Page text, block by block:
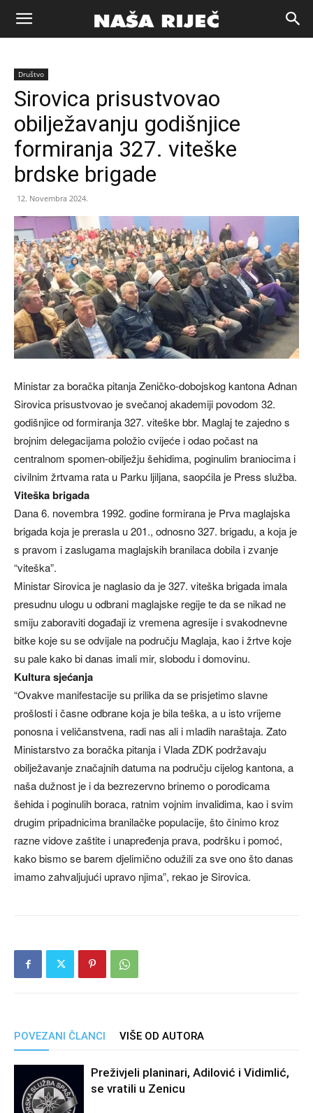
Naša
riječ
Zenica
Društvo
Sirovica prisustvovao
obilježavanju godišnjice
formiranja 327. viteške
brdske brigade
12. Novembra 2024.
Ministar za boračka pitanja Zeničko-dobojskog kantona Adnan
Sirovica prisustvovao je svečanoj akademiji povodom 32.
godišnjice od formiranja 327. viteške bbr. Maglaj te zajedno s
brojnim delegacijama položio cvijeće i odao počast na
centralnom spomen-obilježju šehidima, poginulim braniocima i
civilnim žrtvama rata u Parku ljiljana, saopćila je Press služba.
Viteška brigada
Dana 6. novembra 1992. godine formirana je Prva maglajska
brigada koja je prerasla u 201., odnosno 327. brigadu, a koja je
s pravom i zaslugama maglajskih branilaca dobila i zvanje
“viteška”.
Ministar Sirovica je naglasio da je 327. viteška brigada imala
presudnu ulogu u odbrani maglajske regije te da se nikad ne
smiju zaboraviti događaji iz vremena agresije i svakodnevne
bitke koje su se odvijale na području Maglaja, kao i žrtve koje
su pale kako bi danas imali mir, slobodu i domovinu.
Kultura sjećanja
“Ovakve manifestacije su prilika da se prisjetimo slavne
prošlosti i časne odbrane koja je bila teška, a u isto vrijeme
ponosna i veličanstvena, radi nas ali i mladih naraštaja. Zato
Ministarstvo za boračka pitanja i Vlada ZDK podržavaju
obilježavanje značajnih datuma na području cijelog kantona, a
naša dužnost je i da bezrezervno brinemo o porodicama
šehida i poginulih boraca, ratnim vojnim invalidima, kao i svim
drugim pripadnicima branilačke populacije, što činimo kroz
razne vidove zaštite i unapređenja prava, podršku i pomoć,
kako bismo se barem djelimično odužili za sve ono što danas
imamo zahvaljujući upravo njima”, rekao je Sirovica.
POVEZANI ČLANCI VIŠE OD AUTORA
Preživjeli planinari, Adilović i Vidimlić,
se vratili u Zenicu